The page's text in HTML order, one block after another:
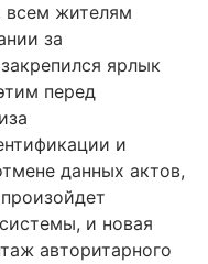
всем жителям
за
ярлык
перед
и
данных актов,
и новая
авторитарного